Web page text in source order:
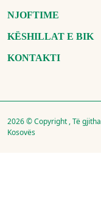
NJOFTIME
KËSHILLAT E BIK
KONTAKTI
2026 © Copyright , Të
Kosovës